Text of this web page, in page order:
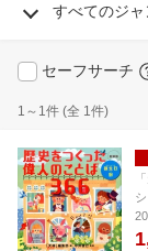
すべてのジャ
セーフサーチ
1～1件 (全 1件)